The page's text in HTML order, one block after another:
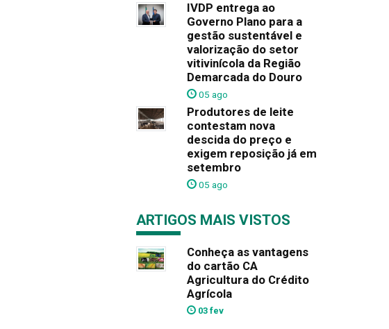
IVDP entrega ao
Governo Plano para a
gestão sustentável e
valorização do setor
vitivinícola da Região
Demarcada do Douro
05 ago
Produtores de leite
contestam nova
descida do preço e
exigem reposição já em
setembro
05 ago
ARTIGOS MAIS VISTOS
Conheça as vantagens
do cartão CA
Agricultura do Crédito
Agrícola
03 fev